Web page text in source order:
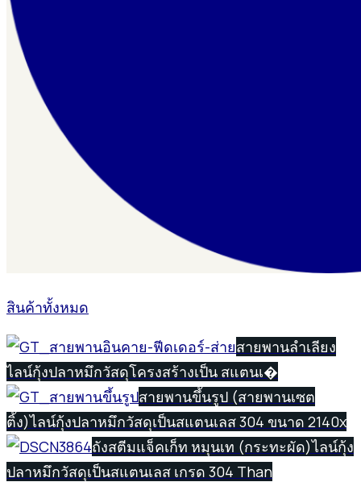
สินค้าทั้งหมด
สายพานลำเลียง
ไลน์กุ้งปลาหมึกวัสดุโครงสร้างเป็น สแตนเ�
สายพานขึ้นรูป (สายพานเซต
ติ้ง)ไลน์กุ้งปลาหมึกวัสดุเป็นสแตนเลส 304 ขนาด 2140x
ถังสตีมแจ็คเก็ท หมุนเท (กระทะผัด)ไลน์กุ้ง
ปลาหมึกวัสดุเป็นสแตนเลส เกรด 304 Than